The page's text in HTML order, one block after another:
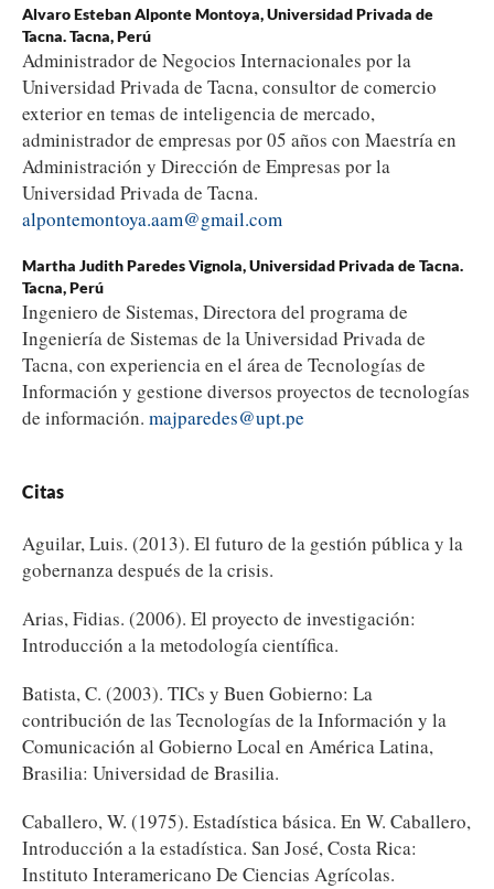
Alvaro Esteban Alponte Montoya,Universidad Privada de
Tacna. Tacna, Perú
Administrador de Negocios Internacionales por la
Universidad Privada de Tacna, consultor de comercio
exterior en temas de inteligencia de mercado,
administrador de empresas por 05 años con Maestría en
Administración y Dirección de Empresas por la
Universidad Privada de Tacna.
alpontemontoya.aam@gmail.com
Martha Judith Paredes Vignola,Universidad Privada de Tacna.
Tacna, Perú
Ingeniero de Sistemas, Directora del programa de
Ingeniería de Sistemas de la Universidad Privada de
Tacna, con experiencia en el área de Tecnologías de
Información y gestione diversos proyectos de tecnologías
de información. majparedes@upt.pe
Citas
Aguilar, Luis. (2013). El futuro de la gestión pública y la
gobernanza después de la crisis.
Arias, Fidias. (2006). El proyecto de investigación:
Introducción a la metodología científica.
Batista, C. (2003). TICs y Buen Gobierno: La
contribución de las Tecnologías de la Información y la
Comunicación al Gobierno Local en América Latina,
Brasilia: Universidad de Brasilia.
Caballero, W. (1975). Estadística básica. En W. Caballero,
Introducción a la estadística. San José, Costa Rica:
Instituto Interamericano De Ciencias Agrícolas.